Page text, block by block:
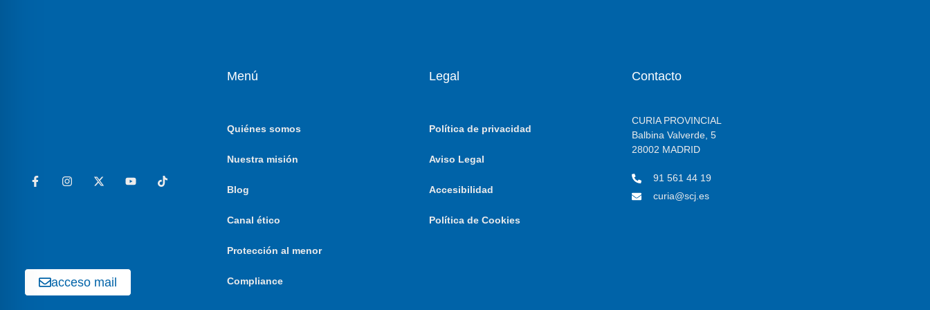
acceso mail
Menú
Quiénes somos
Nuestra misión
Blog
Canal ético
Protección al menor
Compliance
Legal
Política de privacidad
Aviso Legal
Accesibilidad
Política de Cookies
Contacto
CURIA PROVINCIAL
Balbina Valverde, 5
28002 MADRID
91 561 44 19
curia@scj.es